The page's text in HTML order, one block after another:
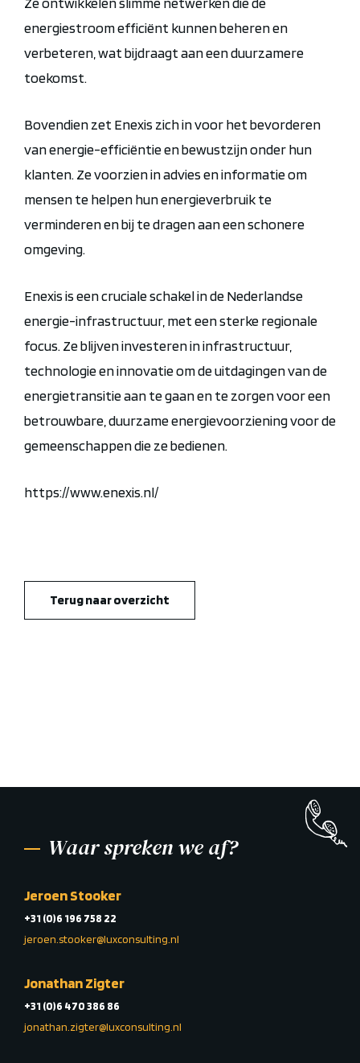
energiestroom efficiënt kunnen beheren en
verbeteren, wat bijdraagt aan een duurzamere
toekomst.
Bovendien zet Enexis zich in voor het bevorderen
van energie-efficiëntie en bewustzijn onder hun
klanten. Ze voorzien in advies en informatie om
mensen te helpen hun energieverbruik te
verminderen en bij te dragen aan een schonere
omgeving.
Enexis is een cruciale schakel in de Nederlandse
energie-infrastructuur, met een sterke regionale
focus. Ze blijven investeren in infrastructuur,
technologie en innovatie om de uitdagingen van de
energietransitie aan te gaan en te zorgen voor een
betrouwbare, duurzame energievoorziening voor de
gemeenschappen die ze bedienen.
https://www.enexis.nl/
Terug naar overzicht
Waar spreken we af?
Jeroen Stooker
+31 (0)6 196 758 22
jeroen.stooker@luxconsulting.nl
Jonathan Zigter
+31 (0)6 470 386 86
jonathan.zigter@luxconsulting.nl